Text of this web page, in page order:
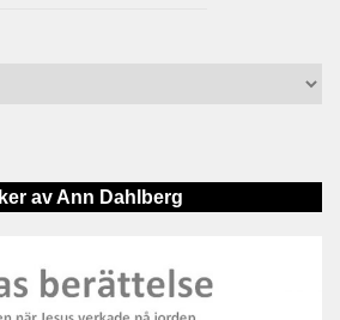
av Ann Dahlberg